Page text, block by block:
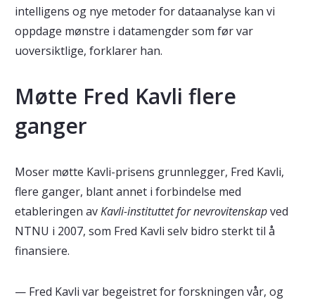
intelligens og nye metoder for dataanalyse kan vi
oppdage mønstre i datamengder som før var
uoversiktlige, forklarer han.
Møtte Fred Kavli flere
ganger
Moser møtte Kavli-prisens grunnlegger, Fred Kavli,
flere ganger, blant annet i forbindelse med
etableringen avKavli-instituttet for nevrovitenskapved
NTNU i 2007, som Fred Kavli selv bidro sterkt til å
finansiere.
— Fred Kavli var begeistret for forskningen vår, og